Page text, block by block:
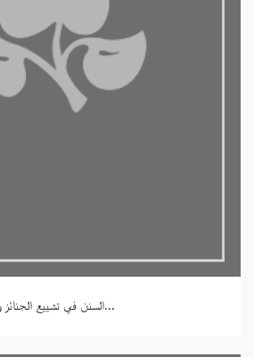
السنن في تشييع الجنائز وا...